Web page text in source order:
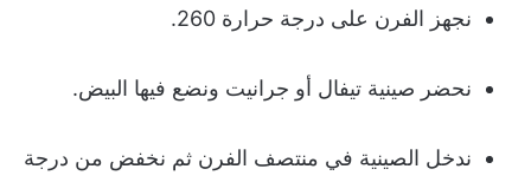
نجهز الفرن على درجة حرارة 260.
نحضر صينية تيفال أو جرانيت ونضع فيها البيض.
ندخل الصينية في منتصف الفرن ثم نخفض من درجة